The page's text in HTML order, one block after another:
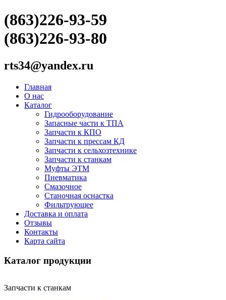
(863)226-93-59
(863)226-93-80
rts34@yandex.ru
Главная
О нас
Каталог
Гидрооборудование
Запасные части к ТПА
Запчасти к КПО
Запчасти к прессам КД
Запчасти к сельхозтехнике
Запчасти к станкам
Муфты ЭТМ
Пневматика
Смазочное
Станочная оснастка
Фильтрующее
Доставка и оплата
Отзывы
Контакты
Карта сайта
Каталог продукции
Запчасти к станкам